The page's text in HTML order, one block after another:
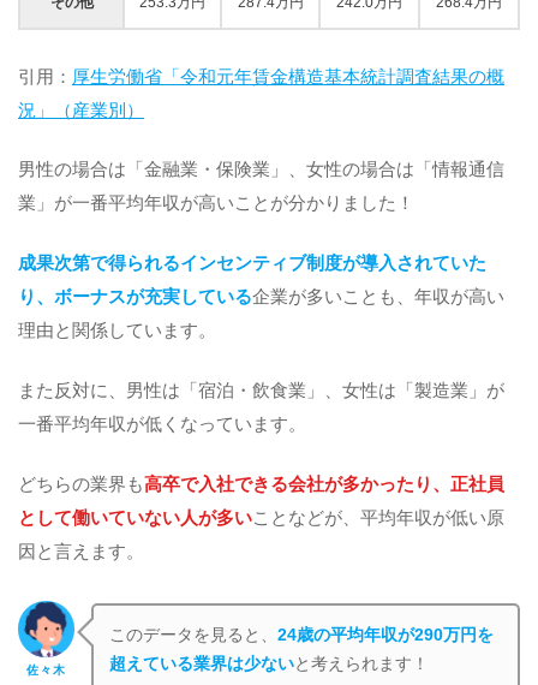
引用： 厚生労働省「令和元年賃金構造基本統計調査結果の概
況」（産業別）
男性の場合は「金融業・保険業」、女性の場合は「情報通信
業」が一番平均年収が高いことが分かりました！
成果次第で得られるインセンティブ制度が導入されていた
り、ボーナスが充実している企業が多いことも、年収が高い
理由と関係しています。
また反対に、男性は「宿泊・飲食業」、女性は「製造業」が
一番平均年収が低くなっています。
どちらの業界も高卒で入社できる会社が多かったり、正社員
として働いていない人が多いことなどが、平均年収が低い原
因と言えます。
佐々木
このデータを見ると、24歳の平均年収が290万円を
超えている業界は少ないと考えられます！